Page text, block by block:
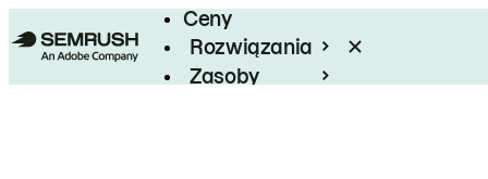
Ceny
Rozwiązania
Zasoby